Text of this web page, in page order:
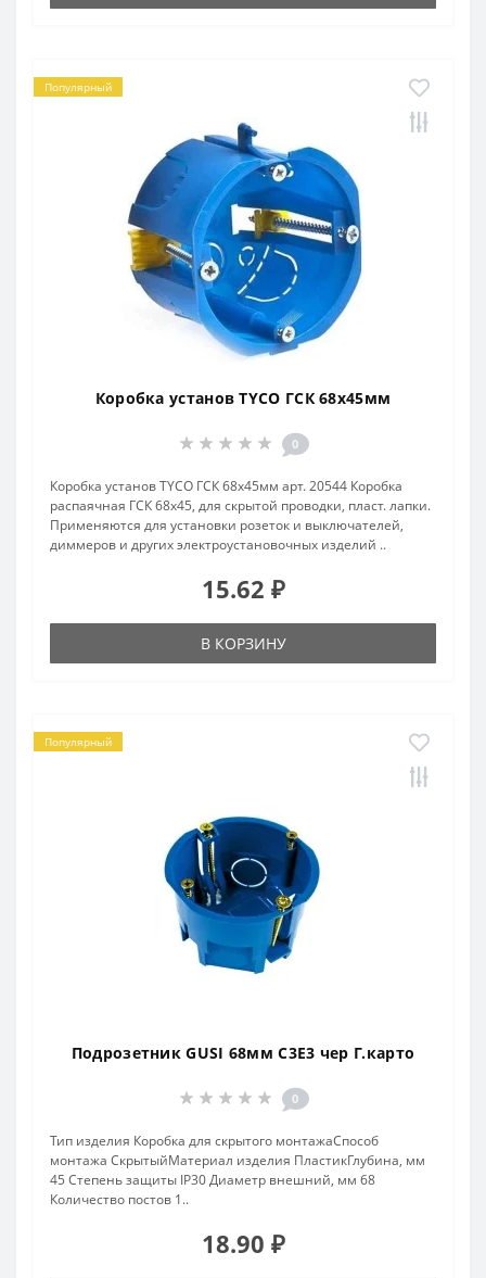
Популярный
Коробка установ TYCO ГСК 68х45мм
0
Коробка установ TYCO ГСК 68х45мм арт. 20544 Коробка
распаячная ГСК 68х45, для скрытой проводки, пласт. лапки.
Применяются для установки розеток и выключателей,
диммеров и других электроустановочных изделий ..
15.62 ₽
В КОРЗИНУ
Популярный
Подрозетник GUSI 68мм С3Е3 чер Г.карто
0
Тип изделия Коробка для скрытого монтажаСпособ
монтажа СкрытыйМатериал изделия ПластикГлубина, мм
45 Степень защиты IP30 Диаметр внешний, мм 68
Количество постов 1..
18.90 ₽